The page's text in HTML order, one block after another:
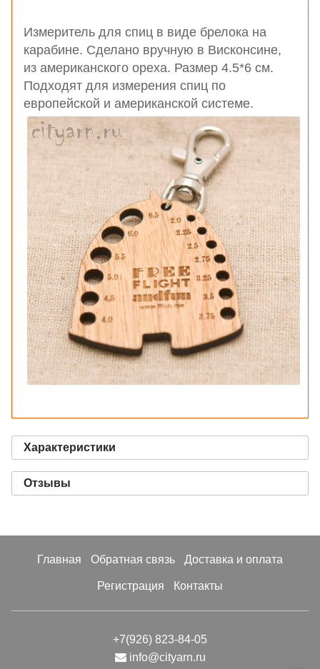
Измеритель для спиц в виде брелока на
карабине. Сделано вручную в Висконсине,
из американского ореха. Размер 4.5*6 см.
Подходят для измерения спиц по
европейской и американской системе.
Характеристики
Отзывы
Главная Обратная связь Доставка и оплата
Регистрация Контакты
+7(926) 823-84-05
info@cityarn.ru